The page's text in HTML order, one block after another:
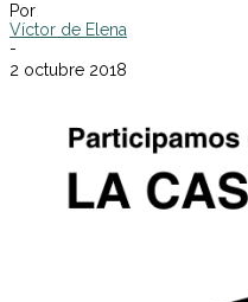
Por
Víctor de Elena
-
2 octubre 2018